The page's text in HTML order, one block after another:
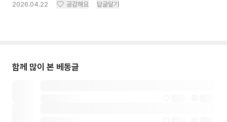
2026.04.22 공감해요 답글달기
함께 많이 본 베동글